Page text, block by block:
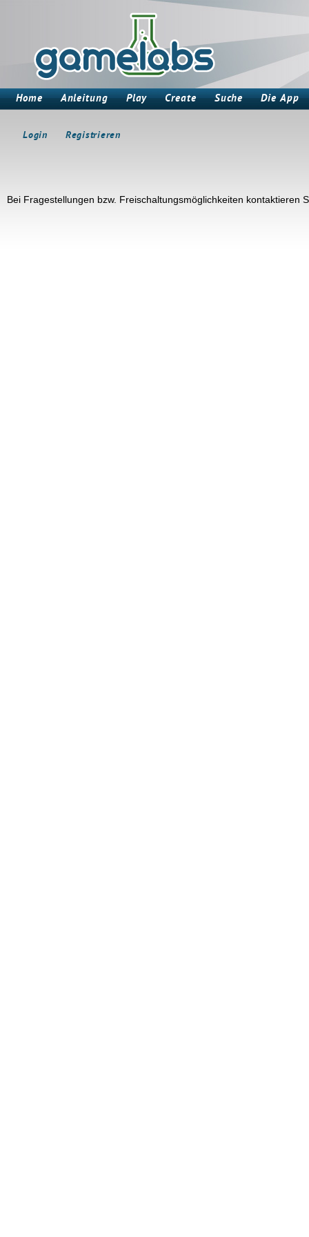
Home Anleitung Play Create Suche Die App
Login Registrieren
Bei Fragestellungen bzw. Freischaltungsmöglichkeiten kontaktieren